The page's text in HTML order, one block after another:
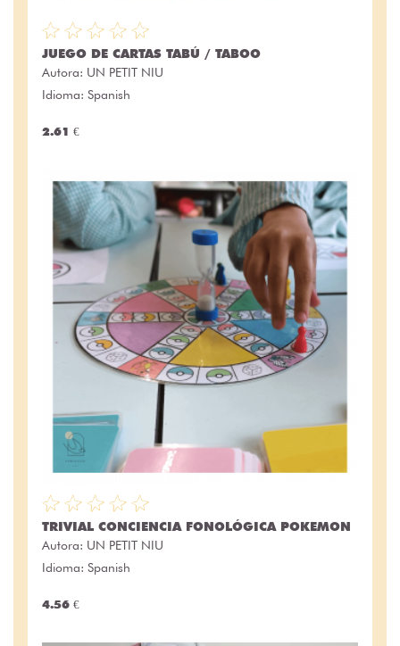
JUEGO DE CARTAS TABÚ / TABOO
Autora: UN PETIT NIU
Idioma: Spanish
2.61 €
TRIVIAL CONCIENCIA FONOLÓGICA POKEMON
Autora: UN PETIT NIU
Idioma: Spanish
4.56 €